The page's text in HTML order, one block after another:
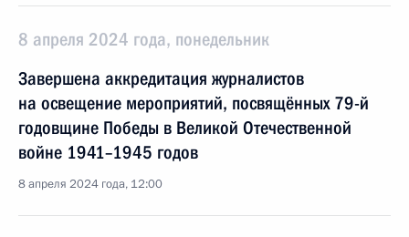
8 апреля 2024 года, понедельник
Завершена аккредитация журналистов
на освещение мероприятий, посвящённых 79-й
годовщине Победы в Великой Отечественной
войне 1941–1945 годов
8 апреля 2024 года, 12:00